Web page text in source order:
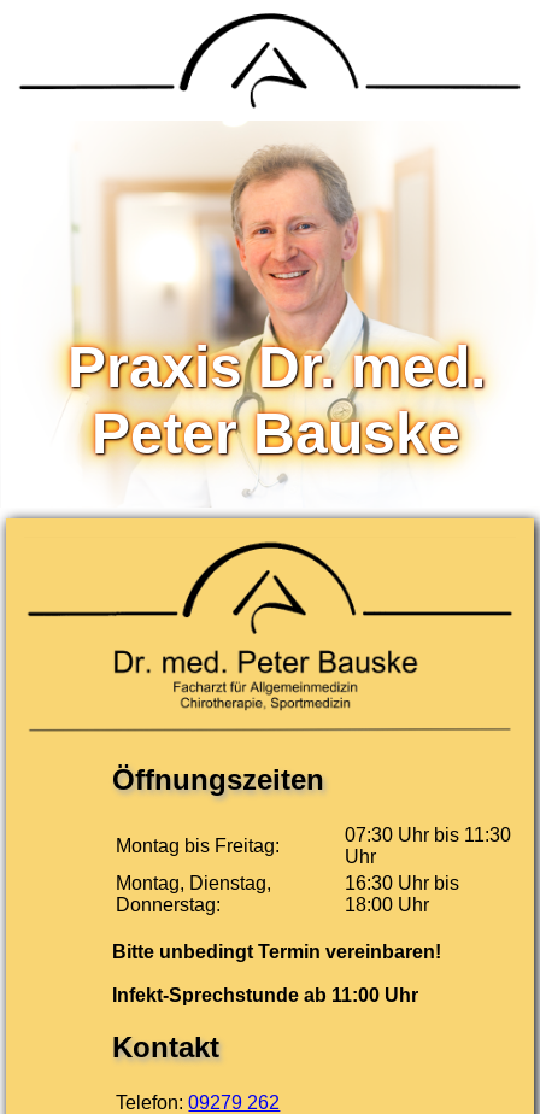
Praxis Dr. med.
Peter Bauske
Öffnungszeiten
Montag bis Freitag:
07:30 Uhr bis 11:30
Uhr
Montag, Dienstag,
Donnerstag:
16:30 Uhr bis
18:00 Uhr
Bitte unbedingt Termin vereinbaren!
Infekt-Sprechstunde ab 11:00 Uhr
Kontakt
Telefon: 09279 262